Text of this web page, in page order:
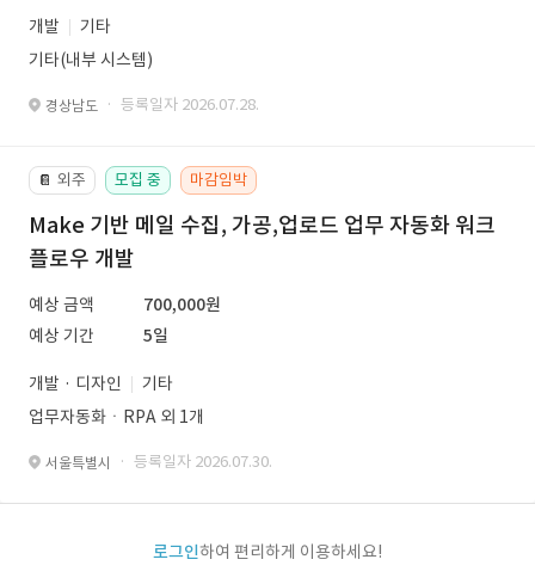
개발
기타
기타(내부 시스템)
경상남도 · 등록일자 2026.07.28.
📔 외주 모집 중 마감임박
Make 기반 메일 수집, 가공,업로드 업무 자동화 워크
플로우 개발
예상 금액
700,000원
예상 기간
5일
개발 · 디자인
기타
업무자동화ㆍRPA 외 1개
서울특별시 · 등록일자 2026.07.30.
로그인하여 편리하게 이용하세요!